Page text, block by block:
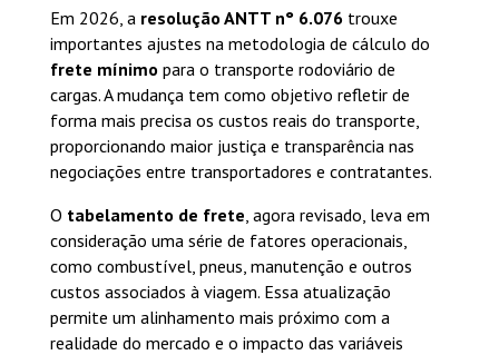
Em 2026, a resolução ANTT n° 6.076trouxe
importantes ajustes na metodologia de cálculo do
frete mínimo para o transporte rodoviário de
cargas. A mudança tem como objetivo refletir de
forma mais precisa os custos reais do transporte,
proporcionando maior justiça e transparência nas
negociações entre transportadores e contratantes.
O tabelamento de frete, agora revisado, leva em
consideração uma série de fatores operacionais,
como combustível, pneus, manutenção e outros
custos associados à viagem. Essa atualização
permite um alinhamento mais próximo com a
realidade do mercado e o impacto das variáveis